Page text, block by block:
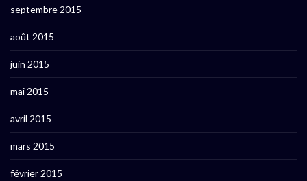
septembre 2015
août 2015
juin 2015
mai 2015
avril 2015
mars 2015
février 2015